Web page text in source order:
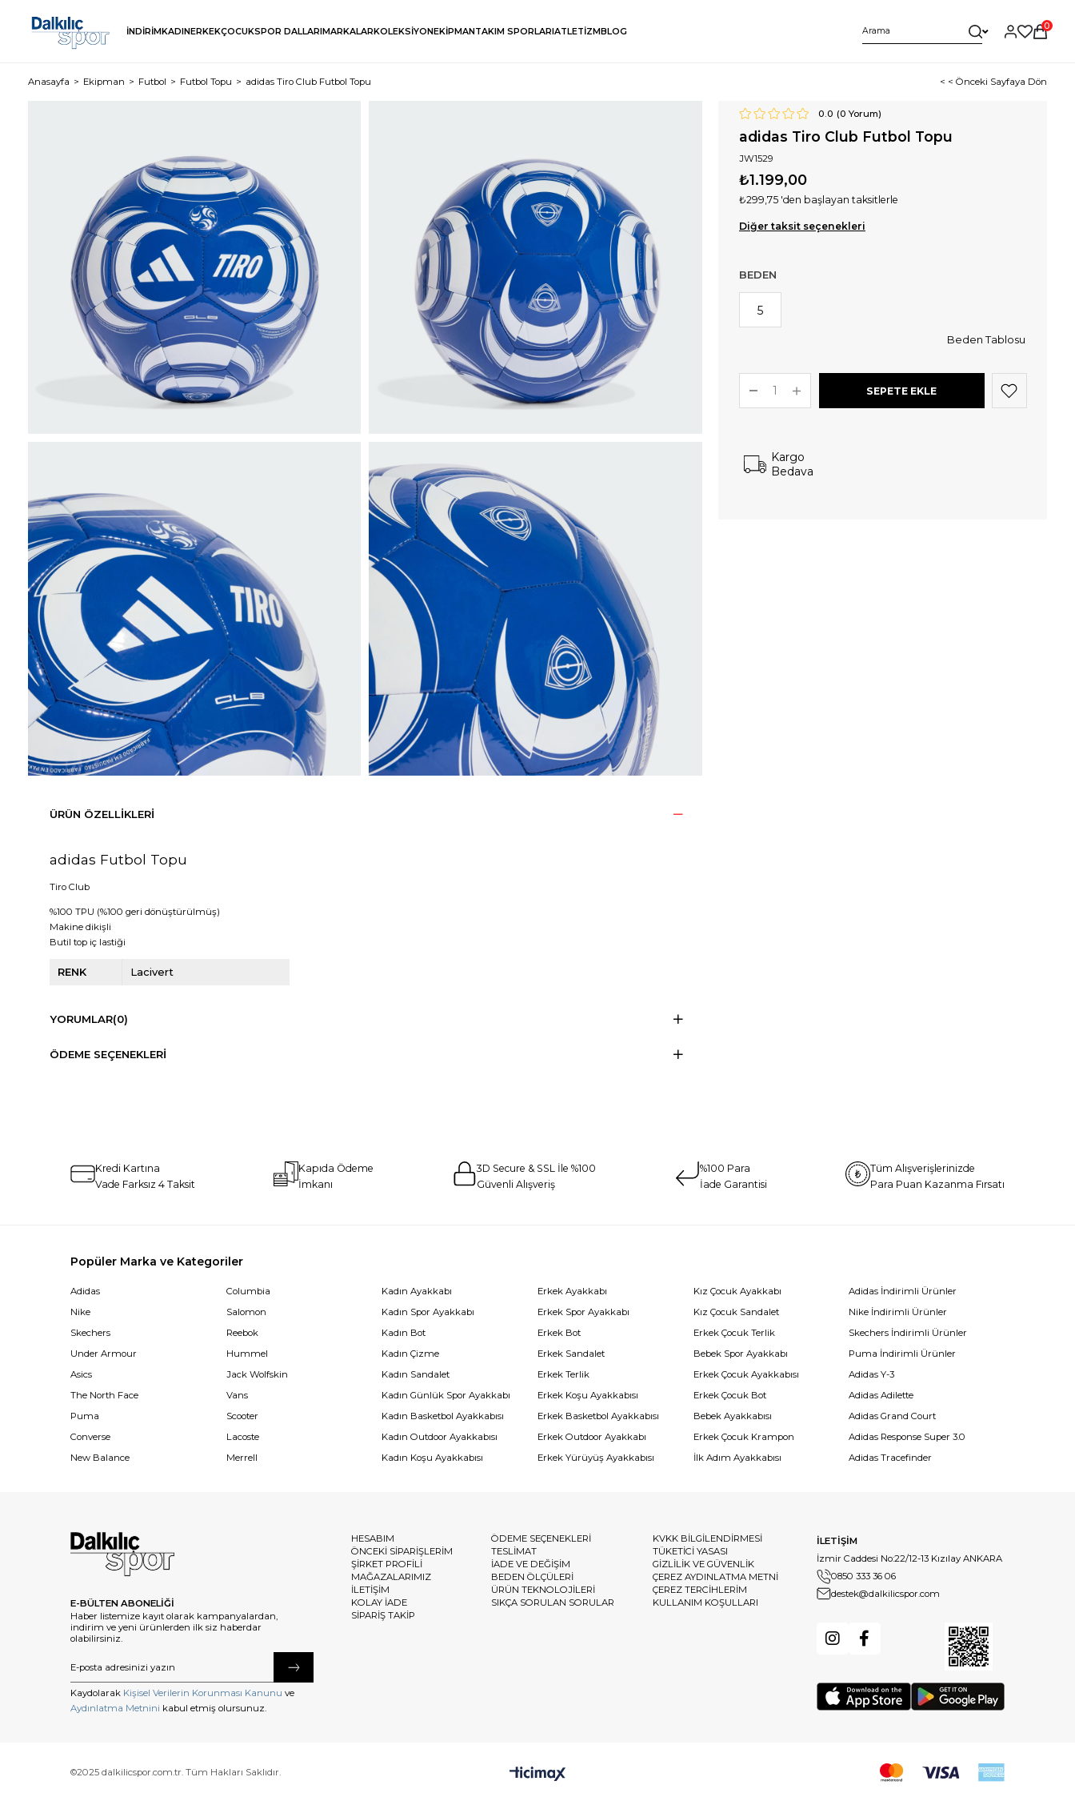
İNDİRİMKADINERKEKÇOCUKSPOR DALLARIMARKALARKOLEKSİYONEKİPMANTAKIM SPORLARIATLETİZMBLOG
0
Anasayfa Ekipman Futbol Futbol Topu adidas Tiro Club Futbol Topu < < Önceki Sayfaya Dön
0.0 (0 Yorum)
adidas Tiro Club Futbol Topu
JW1529
₺1.199,00
₺299,75 'den başlayan taksitlerle
Diğer taksit seçenekleri
BEDEN
5
Beden Tablosu
Kargo
Bedava
ÜRÜN ÖZELLIKLERI
adidas Futbol Topu
Tiro Club
%100 TPU (%100 geri dönüştürülmüş)
Makine dikişli
Butil top iç lastiği
RENK Lacivert
YORUMLAR(0)
ÖDEME SEÇENEKLERI
Kredi Kartına
Vade Farksız 4 Taksit
Kapıda Ödeme
İmkanı
3D Secure & SSL İle %100
Güvenli Alışveriş
%100 Para
İade Garantisi
Tüm Alışverişlerinizde
Para Puan Kazanma Fırsatı
Popüler Marka ve Kategoriler
Adidas
Nike
Skechers
Under Armour
Asics
The North Face
Puma
Converse
New Balance
Columbia
Salomon
Reebok
Hummel
Jack Wolfskin
Vans
Scooter
Lacoste
Merrell
Kadın Ayakkabı
Kadın Spor Ayakkabı
Kadın Bot
Kadın Çizme
Kadın Sandalet
Kadın Günlük Spor Ayakkabı
Kadın Basketbol Ayakkabısı
Kadın Outdoor Ayakkabısı
Kadın Koşu Ayakkabısı
Erkek Ayakkabı
Erkek Spor Ayakkabı
Erkek Bot
Erkek Sandalet
Erkek Terlik
Erkek Koşu Ayakkabısı
Erkek Basketbol Ayakkabısı
Erkek Outdoor Ayakkabı
Erkek Yürüyüş Ayakkabısı
Kız Çocuk Ayakkabı
Kız Çocuk Sandalet
Erkek Çocuk Terlik
Bebek Spor Ayakkabı
Erkek Çocuk Ayakkabısı
Erkek Çocuk Bot
Bebek Ayakkabısı
Erkek Çocuk Krampon
İlk Adım Ayakkabısı
Adidas İndirimli Ürünler
Nike İndirimli Ürünler
Skechers İndirimli Ürünler
Puma İndirimli Ürünler
Adidas Y-3
Adidas Adilette
Adidas Grand Court
Adidas Response Super 3.0
Adidas Tracefinder
E-BÜLTEN ABONELİĞİ
Haber listemize kayıt olarak kampanyalardan,
indirim ve yeni ürünlerden ilk siz haberdar
olabilirsiniz.
Kaydolarak Kişisel Verilerin Korunması Kanunu ve
Aydınlatma Metnini kabul etmiş olursunuz.
HESABIM
ÖNCEKİ SİPARİŞLERİM
ŞİRKET PROFİLİ
MAĞAZALARIMIZ
İLETİŞİM
KOLAY İADE
SİPARİŞ TAKİP
ÖDEME SEÇENEKLERİ
TESLİMAT
İADE VE DEĞİŞİM
BEDEN ÖLÇÜLERİ
ÜRÜN TEKNOLOJİLERİ
SIKÇA SORULAN SORULAR
KVKK BİLGİLENDİRMESİ
TÜKETİCİ YASASI
GİZLİLİK VE GÜVENLİK
ÇEREZ AYDINLATMA METNİ
ÇEREZ TERCİHLERİM
KULLANIM KOŞULLARI
İLETİŞİM
İzmir Caddesi No:22/12-13 Kızılay ANKARA
0850 333 36 06
destek@dalkilicspor.com
©2025 dalkilicspor.com.tr. Tüm Hakları Saklıdır.